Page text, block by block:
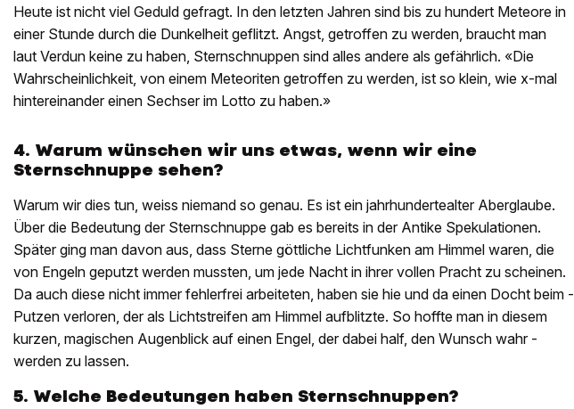
Heute ist nicht viel Geduld gefragt. In den letzten Jahren sind bis zu hundert ­Meteore in
einer Stunde durch die Dunkelheit geflitzt. Angst, ­getroffen zu werden, braucht man
laut ­Verdun keine zu ­haben, Sternschnuppen sind alles andere als gefährlich. «Die
Wahrscheinlichkeit, von einem ­Meteoriten getroffen zu werden, ist so klein, wie x-mal
hintereinander einen Sechser im Lotto zu haben.»
4. Warum wünschen wir uns etwas, wenn wir eine
Sternschnuppe sehen?
Warum wir dies tun, weiss niemand so ­genau. Es ist ein ­jahrhundertealter Aberglaube.
Über die Bedeutung der Sternschnuppe gab es ­bereits in der Antike ­Spekulationen.
Später ging man davon aus, dass Sterne göttliche Lichtfunken am ­Himmel waren, die
von Engeln geputzt werden mussten, um jede Nacht in ihrer vollen Pracht zu scheinen.
Da auch diese nicht immer fehlerfrei arbeiteten, haben sie hie und da ­einen Docht beim ­
Putzen verloren, der als Lichtstreifen am Himmel aufblitzte. So hoffte man in diesem
kurzen, magischen Augenblick auf einen Engel, der ­dabei half, den Wunsch wahr ­
werden zu lassen.
5. Welche Bedeutungen haben Sternschnuppen?